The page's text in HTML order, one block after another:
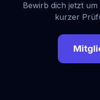
Bewirb dich jetzt
kurzer